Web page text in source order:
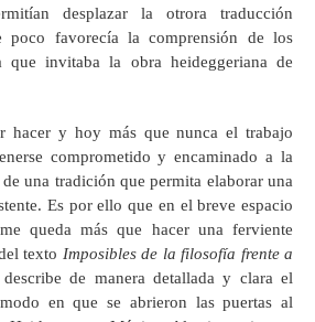
desplazar la otrora traducción
poco favorecía la comprensión de los
que invitaba la obra heideggeriana de
hacer y hoy más que nunca el trabajo
comprometido y encaminado a la
una tradición que permita elaborar una
Es por ello que en el breve espacio
queda más que hacer una ferviente
texto Imposibles de la filosofía frente a
de manera detallada y clara el
en que se abrieron las puertas al